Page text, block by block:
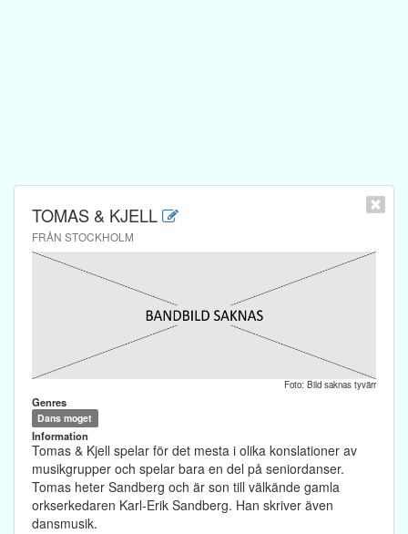
TOMAS & KJELL
FRÅN STOCKHOLM
Foto: Bild saknas tyvärr
Genres
Dans moget
Information
Tomas & Kjell spelar för det mesta i olika konslationer av
musikgrupper och spelar bara en del på seniordanser.
Tomas heter Sandberg och är son till välkände gamla
orkserkedaren Karl-Erik Sandberg. Han skriver även
dansmusik.